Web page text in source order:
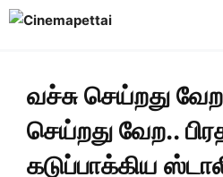
Skip
வச்சு செய்றது
செய்றது வேற..
கடுப்பாக்கிய